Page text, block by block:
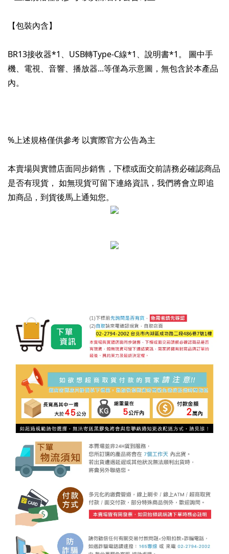
BR13接收器*1、USB轉Type-C線*1、說明書*1。 圖中手
機、電視、音響、播放器...等僅為示意圖，無包含於本產品
本賣場與實體店面同步銷售，下標或面交前請務必確認商品
是否有現貨， 如無現貨可留下連絡資訊，我們將會立即追